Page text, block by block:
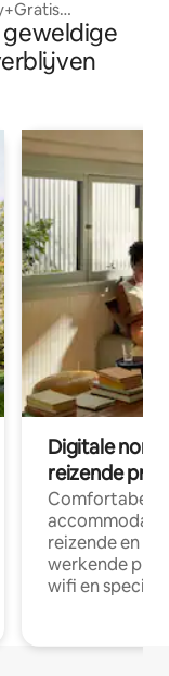
Digitale
reizende
Comfortabele
reizende en
werkende
wifi en